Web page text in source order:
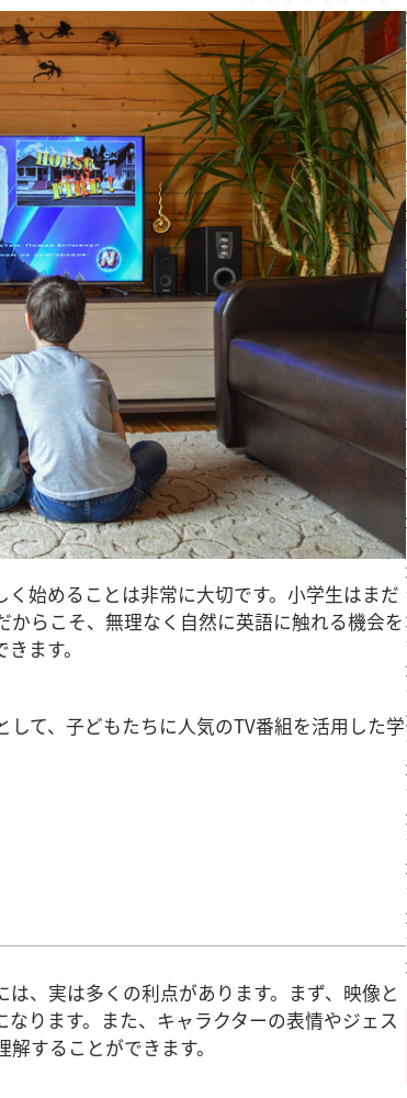
始めることは非常に大切です。小学生はまだ
らこそ、無理なく自然に英語に触れる機会を
ます。
て、子どもたちに人気のTV番組を活用した学
、実は多くの利点があります。まず、映像と
ります。また、キャラクターの表情やジェス
することができます。